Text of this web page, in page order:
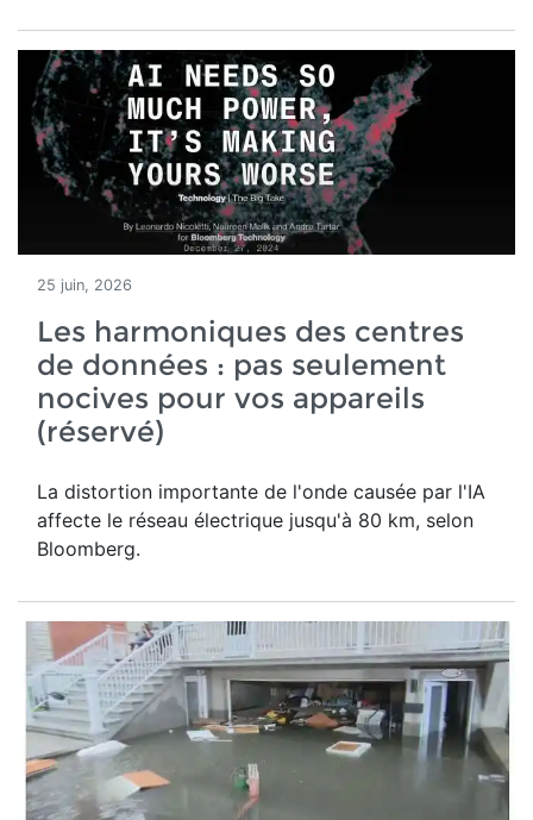
25 juin, 2026
Les harmoniques des centres
de données : pas seulement
nocives pour vos appareils
(réservé)
La distortion importante de l'onde causée par l'IA
affecte le réseau électrique jusqu'à 80 km, selon
Bloomberg.